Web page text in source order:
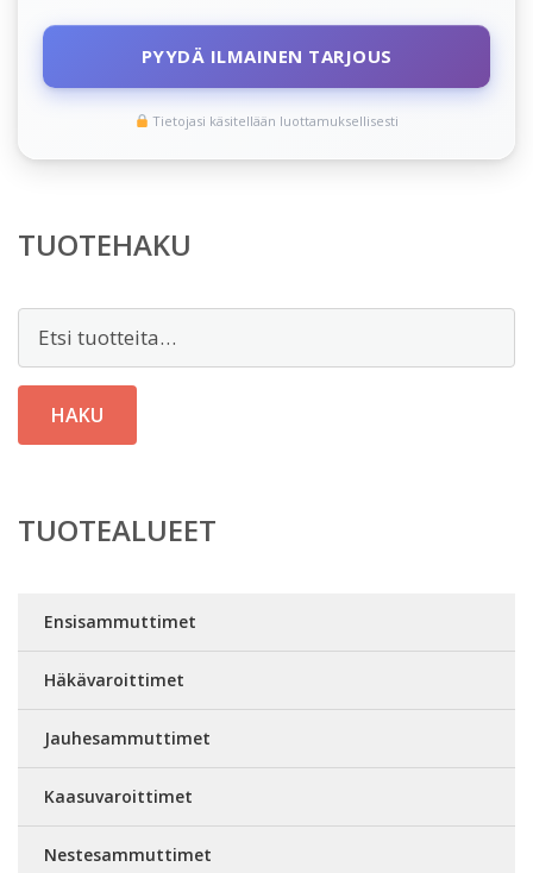
PYYDÄ ILMAINEN TARJOUS
Tietojasi käsitellään luottamuksellisesti
TUOTEHAKU
Etsi:
HAKU
TUOTEALUEET
Ensisammuttimet
Häkävaroittimet
Jauhesammuttimet
Kaasuvaroittimet
Nestesammuttimet